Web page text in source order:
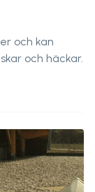
och kan
och häckar.